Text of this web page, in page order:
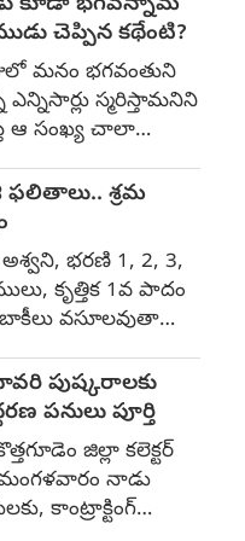
గాలులు వీచే
ధోరణి ముందుగానే
చేసుకోండి. పనులు,
ఇతరులకు
అనుకోని
పెద్దల
సమస్య
వృషభం:
2, 3, 4 పాదాలు, రోహిణి,
1, 2 పాదాలు
అంత మాత్రమే.
ఫలితం ఉండదు.
సాయం ఆశించవద్దు.
విపరీతం. పనుల్లో ఒత్తిడి
ఆత్మీయుల రాక
ప్రయాణం
వాహనం
జాగ్రత్త.
చెప్పిన కథేంటి?
మనం భగవంతుని
స్మరిస్తామనిని
ఆ సంఖ్య చాలా
లేదా పూజ చేసే
మాత్రమే మనం
కానీ కొంతమంది
వచ్చినా కూడా
పేరును స్మరిస్తారు.
వారిని చూసి మిగతా
చేస్తుంటారు. కానీ
వంటి చిన్న విషయానికి
భగవంతుని
అని పెద్దలు
ఉన్న
కారణాన్ని
ఫలితాలు.. శ్రమ
భరణి 1, 2, 3,
కృత్తిక 1వ పాదం
వసూలవుతాయి.
సామాన్యం,
ధీటుగా
తలపెట్టిన పనులు
ఒక సమాచారం
పెద్దలతో
జరుపుతారు.
పుష్కరాలకు
పనులు పూర్తి
జిల్లా కలెక్టర్
నాడు
కాంట్రాక్టింగ్